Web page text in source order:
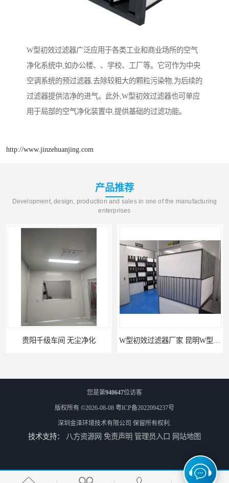
W型初效过滤器广泛应用于各类工业和商业场所的空气
净化系统中,如办公楼、、学校、工厂等。它可作为中央
空调系统的预过滤器,去除较粗大的颗粒污染物,为后续的
过滤器提供洁净的进气。此外,W型初效过滤器也可单应
用于局部的空气净化装置中,提供基础的过滤功能。
http://www.jinzehuanjing.com
产品推荐
Development, design, production and sales in one of the manufacturing
enterprises
贵阳千级车间 无尘净化 W型初效过滤器厂家 昆明W型初效过滤器厂 金泽
W型初效过滤器 西宁无隔板中效过滤器供应 金泽 W型初效过滤器厂 广州无隔板中效过滤器厂家 金泽
您是第940647位访客
版权所有 ©2026-08-08 粤ICP备2022094237号
深圳金泽环境技术有限公司 保留所有权利.
技术支持： 八方资源网 免责声明 管理员入口 网站地图